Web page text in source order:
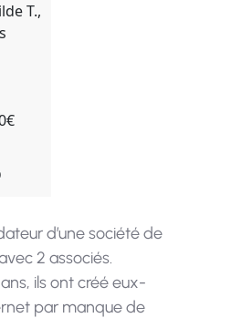
T.,
d’une société de
2 associés.
ils ont créé eux-
par manque de